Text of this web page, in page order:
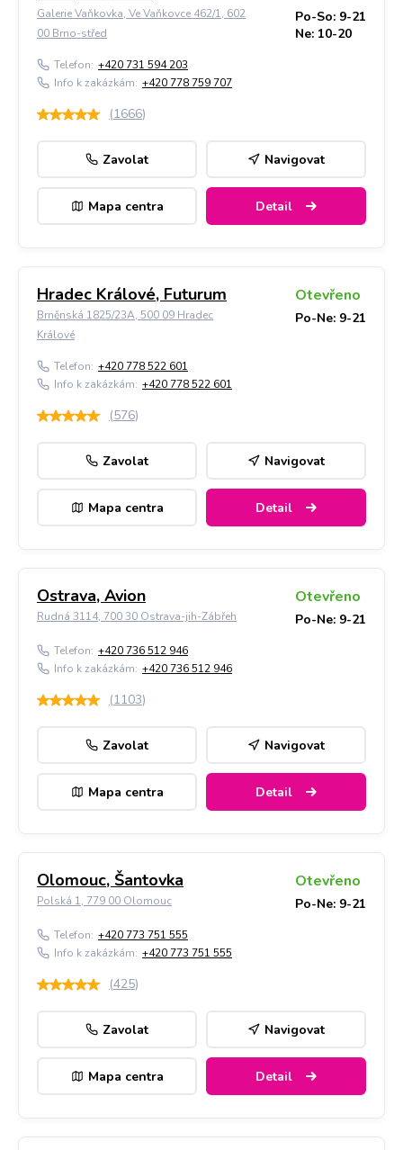
Galerie Vaňkovka, Ve Vaňkovce 462/1, 602
00 Brno-střed
Po-So: 9-21
Ne: 10-20
Telefon: +420 731 594 203
Info k zakázkám: +420 778 759 707
(1666)
Zavolat Navigovat
Mapa centra Detail
Hradec Králové, Futurum
Brněnská 1825/23A, 500 09 Hradec
Králové
Otevřeno
Po-Ne: 9-21
Telefon: +420 778 522 601
Info k zakázkám: +420 778 522 601
(576)
Zavolat Navigovat
Mapa centra Detail
Ostrava, Avion
Rudná 3114, 700 30 Ostrava-jih-Zábřeh
Otevřeno
Po-Ne: 9-21
Telefon: +420 736 512 946
Info k zakázkám: +420 736 512 946
(1103)
Zavolat Navigovat
Mapa centra Detail
Olomouc, Šantovka
Polská 1, 779 00 Olomouc
Otevřeno
Po-Ne: 9-21
Telefon: +420 773 751 555
Info k zakázkám: +420 773 751 555
(425)
Zavolat Navigovat
Mapa centra Detail